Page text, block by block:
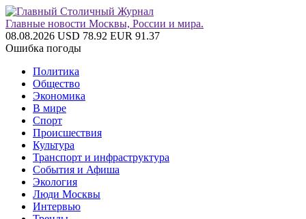
Главные новости Москвы, России и мира.
08.08.2026 USD 78.92 EUR 91.37
Ошибка погоды
Политика
Общество
Экономика
В мире
Спорт
Происшествия
Культура
Транспорт и инфраструктура
События и Афиша
Экология
Люди Москвы
Интервью